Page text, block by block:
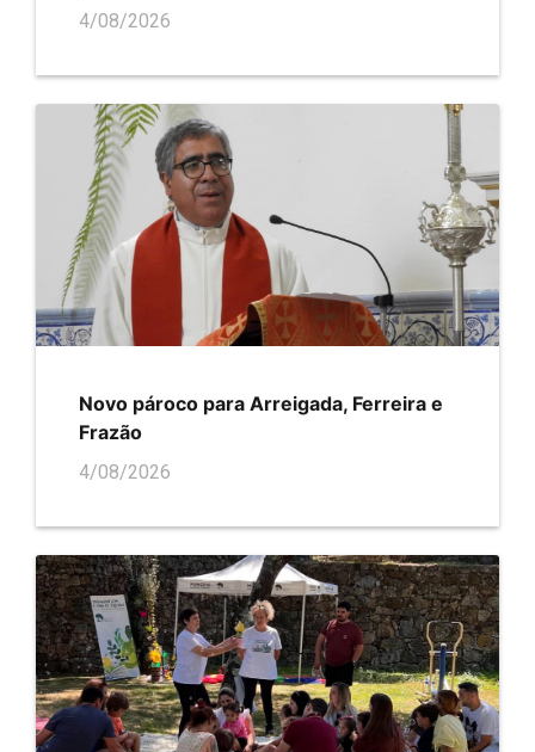
4/08/2026
Novo pároco para Arreigada, Ferreira e
Frazão
4/08/2026